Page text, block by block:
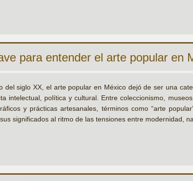
para entender el arte popular en
del siglo XX, el arte popular en México dejó de ser una
intelectual, política y cultural. Entre coleccionismo,
y prácticas artesanales, términos como “arte
significados al ritmo de las tensiones entre modernidad,